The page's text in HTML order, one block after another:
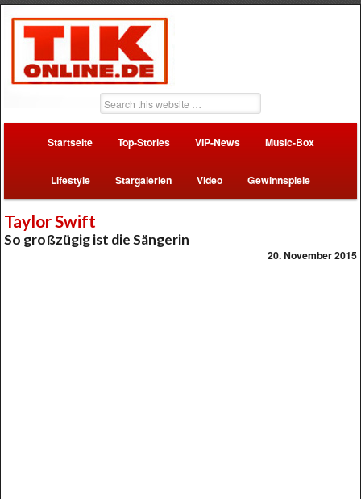
Startseite Top-Stories VIP-News Music-Box
Lifestyle Stargalerien Video Gewinnspiele
Taylor Swift
So großzügig ist die Sängerin
20. November 2015